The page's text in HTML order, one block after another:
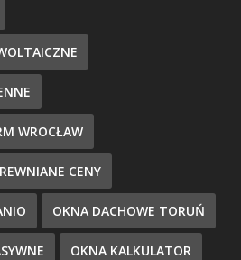
WROCŁAW
CENY
OKNA DACHOWE TORUŃ
OKNA KALKULATOR